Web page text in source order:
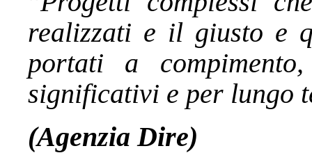
realizzati e il giusto e
portati a
significativi e per lungo
(Agenzia Dire)